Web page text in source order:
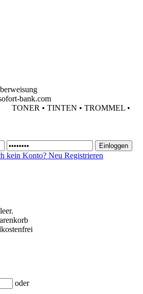
bank.com
TONER • TINTEN • TROMMEL •
kein Konto? Neu Registrieren
oder